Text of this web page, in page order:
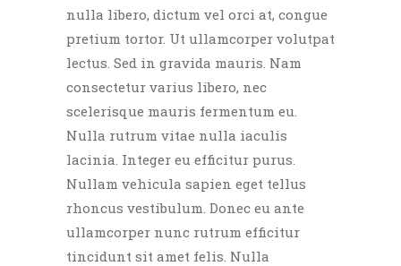
nulla libero, dictum vel orci at, congue
pretium tortor. Ut ullamcorper volutpat
lectus. Sed in gravida mauris. Nam
consectetur varius libero, nec
scelerisque mauris fermentum eu.
Nulla rutrum vitae nulla iaculis
lacinia. Integer eu efficitur purus.
Nullam vehicula sapien eget tellus
rhoncus vestibulum. Donec eu ante
ullamcorper nunc rutrum efficitur
tincidunt sit amet felis. Nulla